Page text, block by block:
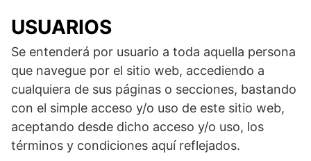
USUARIOS
Se entenderá por usuario a toda aquella persona
que navegue por el sitio web, accediendo a
cualquiera de sus páginas o secciones, bastando
con el simple acceso y/o uso de este sitio web,
aceptando desde dicho acceso y/o uso, los
términos y condiciones aquí reflejados.